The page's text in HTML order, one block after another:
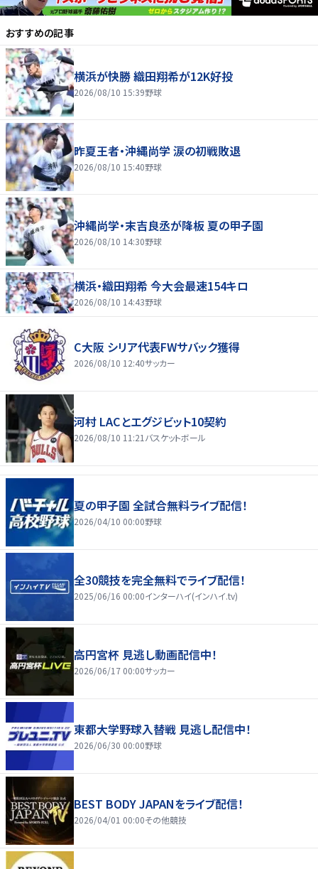
おすすめの記事
横浜が快勝 織田翔希が12K好投
2026/08/10 15:39野球
昨夏王者・沖縄尚学 涙の初戦敗退
2026/08/10 15:40野球
沖縄尚学・末吉良丞が降板 夏の甲子園
2026/08/10 14:30野球
横浜・織田翔希 今大会最速154キロ
2026/08/10 14:43野球
C大阪 シリア代表FWサバック獲得
2026/08/10 12:40サッカー
河村 LACとエグジビット10契約
2026/08/10 11:21 バスケットボール
夏の甲子園 全試合無料ライブ配信！
2026/04/10 00:00野球
全30競技を完全無料でライブ配信！
2025/06/16 00:00インターハイ(インハイ.tv)
高円宮杯 見逃し動画配信中！
2026/06/17 00:00サッカー
東都大学野球入替戦 見逃し配信中！
2026/06/30 00:00野球
BEST BODY JAPANをライブ配信！
2026/04/01 00:00その他競技